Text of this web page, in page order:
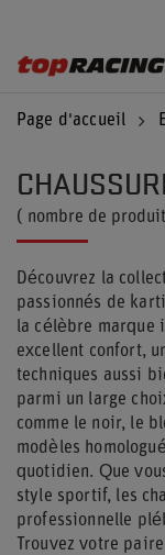
Page d'accueil
( nombre de
Découvrez la
passionnés de
la célèbre marque
excellent confort,
techniques aussi
parmi un large
comme le noir, le
modèles
quotidien. Que
style sportif, les
professionnelle
Trouvez votre